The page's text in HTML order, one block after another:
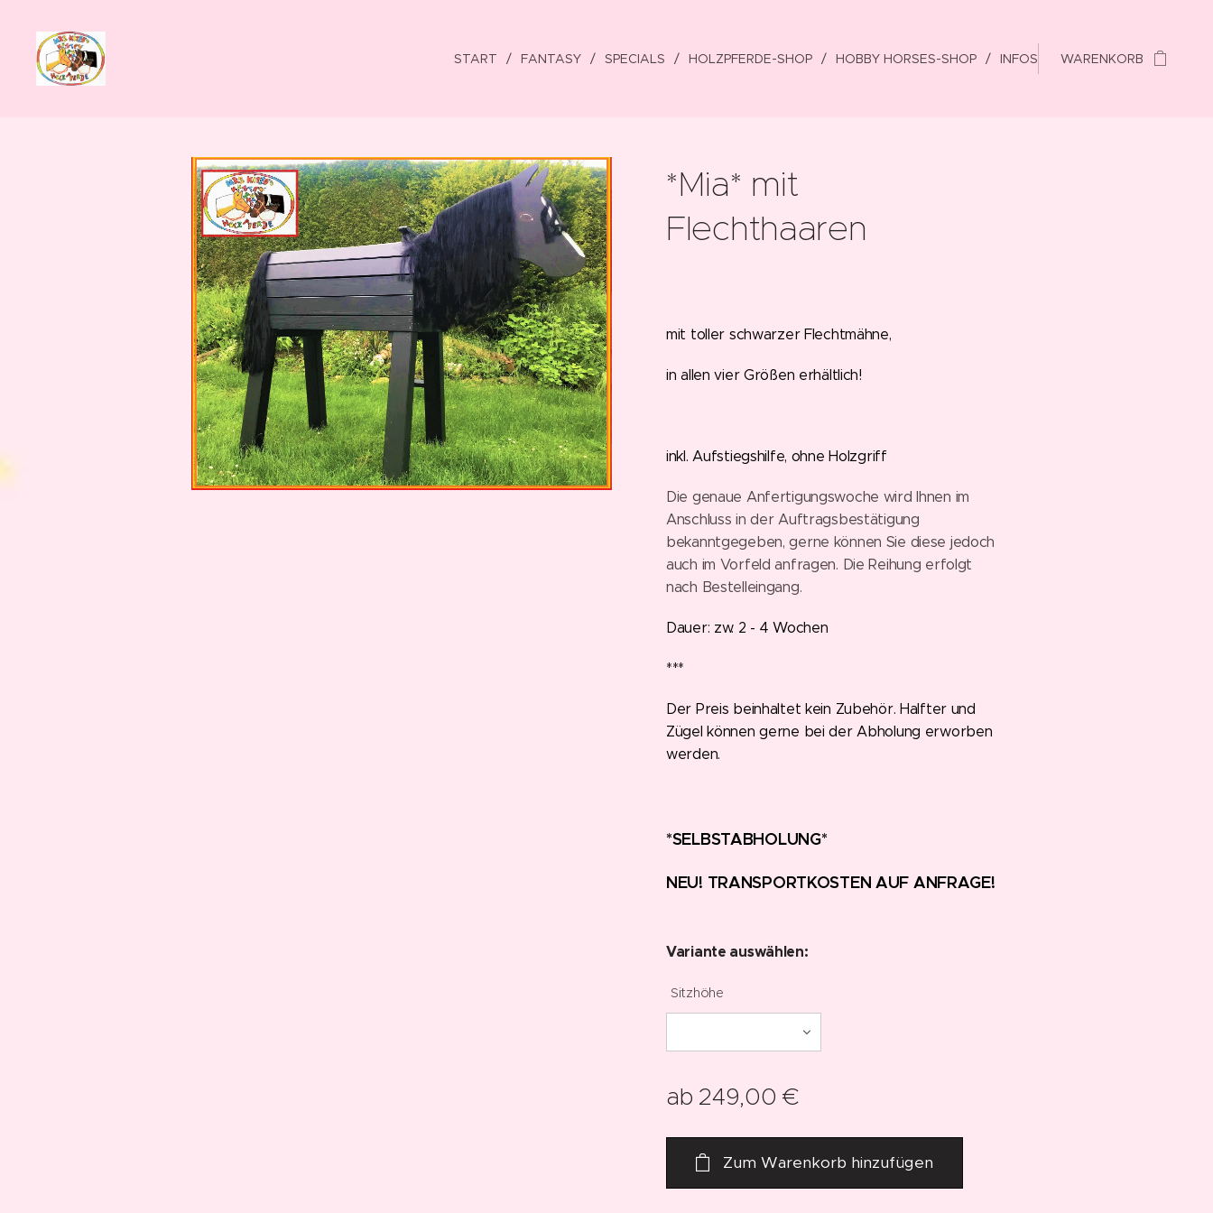
START FANTASY SPECIALS HOLZPFERDE-SHOP HOBBY HORSES-SHOP INFOS WARENKORB
*Mia* mit
Flechthaaren
mit toller schwarzer Flechtmähne,
in allen vier Größen erhältlich!
inkl. Aufstiegshilfe, ohne Holzgriff
Die genaue Anfertigungswoche wird Ihnen im
Anschluss in der Auftragsbestätigung
bekanntgegeben, gerne können Sie diese jedoch
auch im Vorfeld anfragen. Die Reihung erfolgt
nach Bestelleingang.
Dauer: zw. 2 - 4 Wochen
***
Der Preis beinhaltet kein Zubehör. Halfter und
Zügel können gerne bei der Abholung erworben
werden.
*SELBSTABHOLUNG*
NEU! TRANSPORTKOSTEN AUF ANFRAGE!
Variante auswählen:
Sitzhöhe
ab 249,00 €
Zum Warenkorb hinzufügen